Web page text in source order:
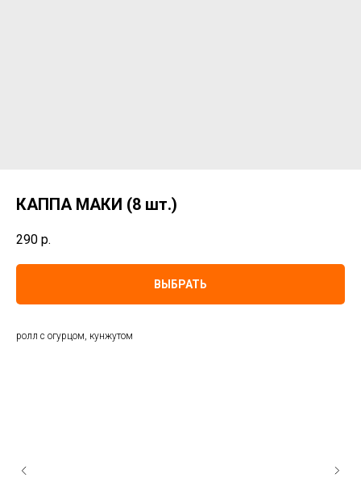
КАППА МАКИ (8 шт.)
290 р.
ВЫБРАТЬ
ролл с огурцом, кунжутом